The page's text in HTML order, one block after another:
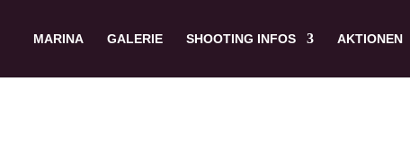
MARINA GALERIE SHOOTING INFOS AKTIONEN